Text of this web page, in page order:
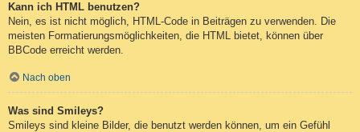
Kann ich HTML benutzen?
Nein, es ist nicht möglich, HTML-Code in Beiträgen zu verwenden. Die
meisten Formatierungsmöglichkeiten, die HTML bietet, können über
BBCode erreicht werden.
Nach oben
Was sind Smileys?
Smileys sind kleine Bilder, die benutzt werden können, um ein Gefühl